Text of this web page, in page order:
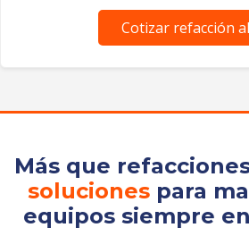
Cotizar refacción
Más que
soluciones para
equipos siempre